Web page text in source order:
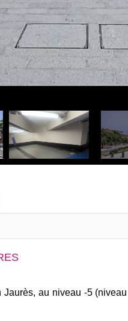
au niveau -5 (niveau